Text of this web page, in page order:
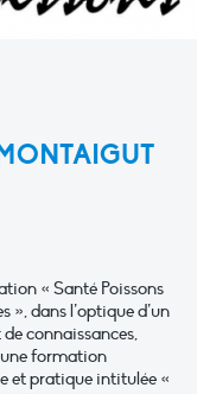
« Santé Poissons
», dans l’optique d’un
connaissances,
formation
et pratique intitulée «